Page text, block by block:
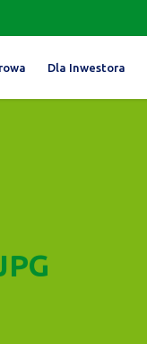
Dla Inwestora